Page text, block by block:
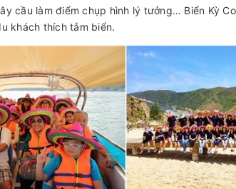
cầu làm điểm chụp hình lý tưởng… Biển Kỳ
khách thích tắm biển.